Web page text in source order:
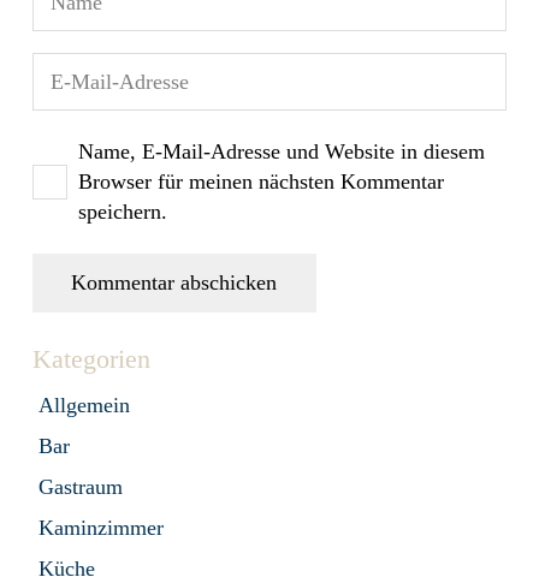
Name, E-Mail-Adresse und Website in diesem
Browser für meinen nächsten Kommentar
speichern.
Kommentar abschicken
Kategorien
Allgemein
Bar
Gastraum
Kaminzimmer
Küche